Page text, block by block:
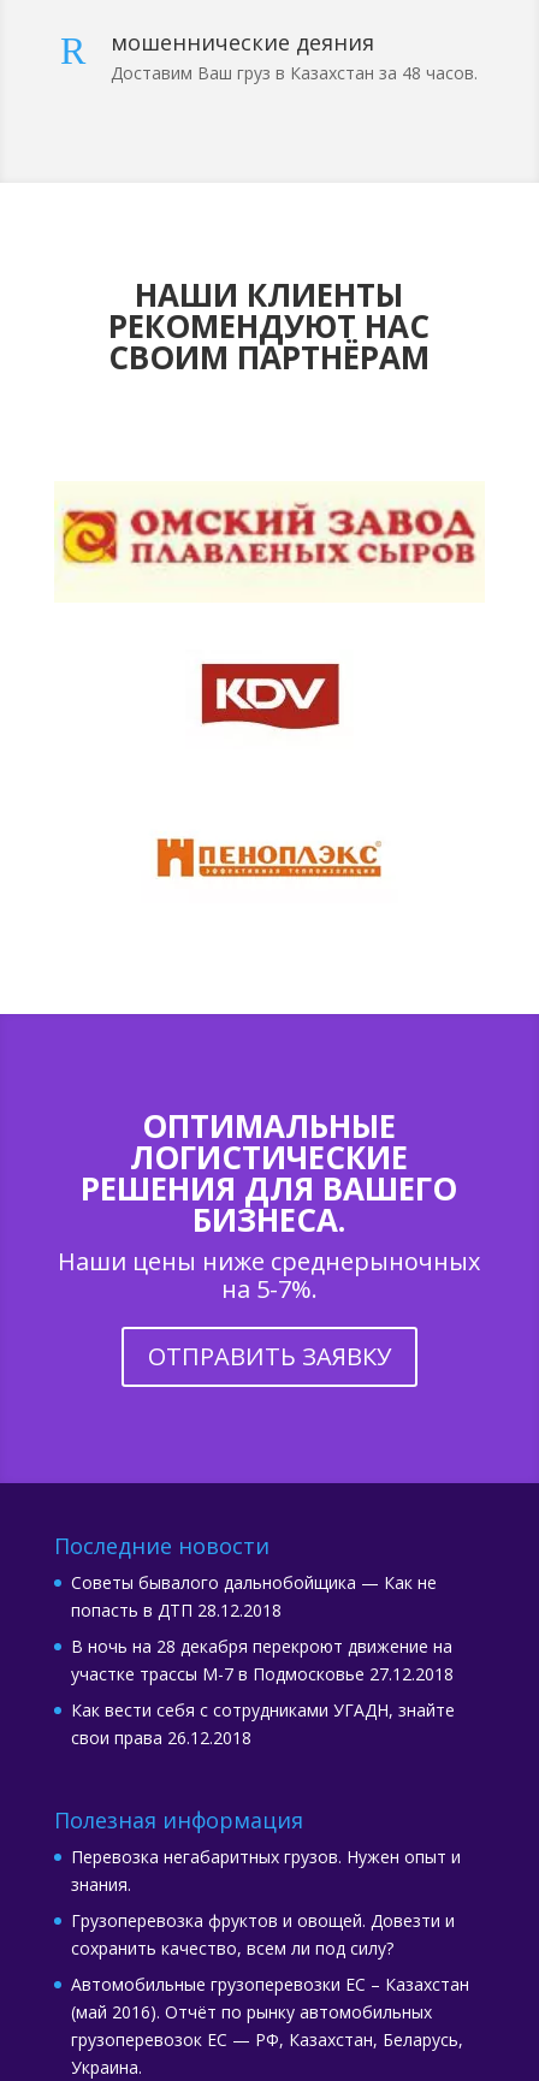
R мошеннические деяния
Доставим Ваш груз в Казахстан за 48 часов.
НАШИ КЛИЕНТЫ
РЕКОМЕНДУЮТ НАС
СВОИМ ПАРТНЁРАМ
ОПТИМАЛЬНЫЕ
ЛОГИСТИЧЕСКИЕ
РЕШЕНИЯ ДЛЯ ВАШЕГО
БИЗНЕСА.
Наши цены ниже среднерыночных
на 5-7%.
ОТПРАВИТЬ ЗАЯВКУ
Последние новости
Советы бывалого дальнобойщика — Как не
попасть в ДТП 28.12.2018
В ночь на 28 декабря перекроют движение на
участке трассы М-7 в Подмосковье 27.12.2018
Как вести себя с сотрудниками УГАДН, знайте
свои права 26.12.2018
Полезная информация
Перевозка негабаритных грузов. Нужен опыт и
знания.
Грузоперевозка фруктов и овощей. Довезти и
сохранить качество, всем ли под силу?
Автомобильные грузоперевозки ЕС – Казахстан
(май 2016). Отчёт по рынку автомобильных
грузоперевозок ЕС — РФ, Казахстан, Беларусь,
Украина.